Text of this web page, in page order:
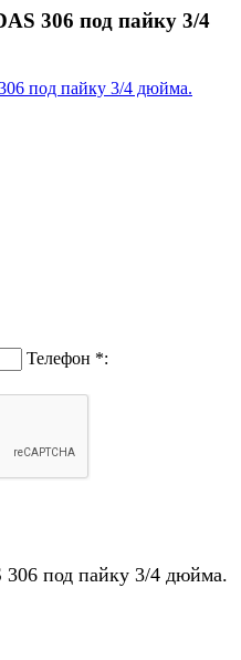
306 под пайку 3/4
Телефон *:
под пайку 3/4 дюйма.